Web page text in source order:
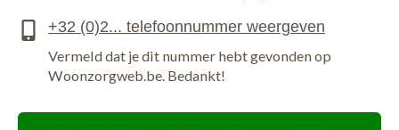
Vermeld dat je dit nummer hebt gevonden op
Woonzorgweb.be. Bedankt!